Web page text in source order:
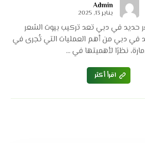
Admin
يناير 13, 2025
حديد في دبي تعد تركيب بيوت الشعر
في دبي من أهم العمليات التي تُجرى في
نظرًا لأهميتها في ...
اقرأ أكثر